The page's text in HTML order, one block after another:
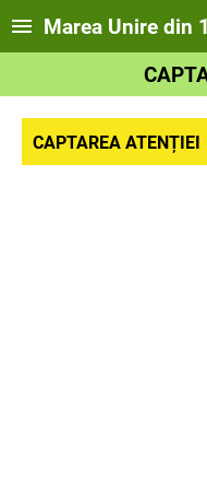
Marea Unire din
CAPTAREA ATENȚIEI